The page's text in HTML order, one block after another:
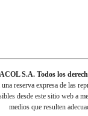
S.A. Todos los
reserva expresa de las
desde este sitio web a
medios que resulten